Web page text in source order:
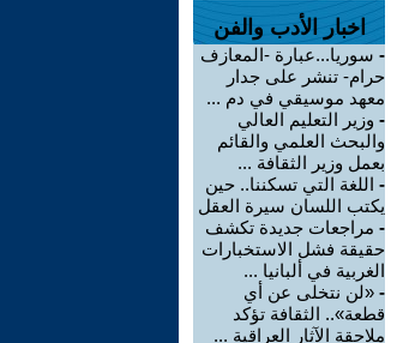
اخبار الأدب والفن
- سوريا...عبارة -المعازف
حرام- تنشر على جدار
معهد موسيقي في دم ...
- وزير التعليم العالي
والبحث العلمي والقائم
بعمل وزير الثقافة ...
- اللغة التي تسكننا.. حين
يكتب اللسان سيرة العقل
- مراجعات جديدة تكشف
حقيقة فشل الاستخبارات
الغربية في ألبانيا ...
- «لن نتخلى عن أي
قطعة».. الثقافة تؤكد
ملاحقة الآثار العراقية ...